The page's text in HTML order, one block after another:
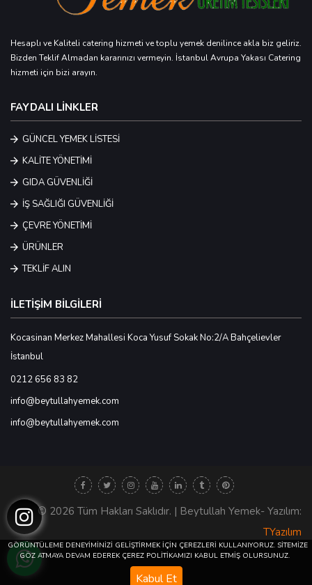
Hesaplı ve Kaliteli catering hizmeti ve toplu yemek denilince akla biz geliriz.
Bizden Teklif Almadan kararınızı vermeyin. İstanbul Avrupa Yakası Catering
hizmeti için bizi arayın.
FAYDALI LİNKLER
GÜNCEL YEMEK LİSTESİ
KALİTE YÖNETİMİ
GIDA GÜVENLİĞİ
İŞ SAĞLIĞI GÜVENLİĞİ
ÇEVRE YÖNETİMİ
ÜRÜNLER
TEKLİF ALIN
İLETİŞİM BİLGİLERİ
Kocasinan Merkez Mahallesi Koca Yusuf Sokak No:2/A Bahçelievler
İstanbul
0212 656 83 82
info@beytullahyemek.com
info@beytullahyemek.com
© 2026 Tüm Hakları Saklıdır. | Beytullah Yemek- Yazılım:
TYazılım
GÖRÜNTÜLEME DENEYİMİNİZİ GELİŞTİRMEK İÇİN ÇEREZLERİ KULLANIYORUZ. SİTEMİZE
GÖZ ATMAYA DEVAM EDEREK ÇEREZ POLİTİKAMIZI KABUL ETMİŞ OLURSUNUZ.
Kabul Et